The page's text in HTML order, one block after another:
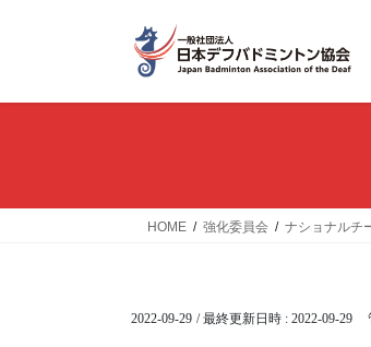
HOME 強化委員会 ナショナルチ
2022-09-29 / 最終更新日時 : 2022-09-29